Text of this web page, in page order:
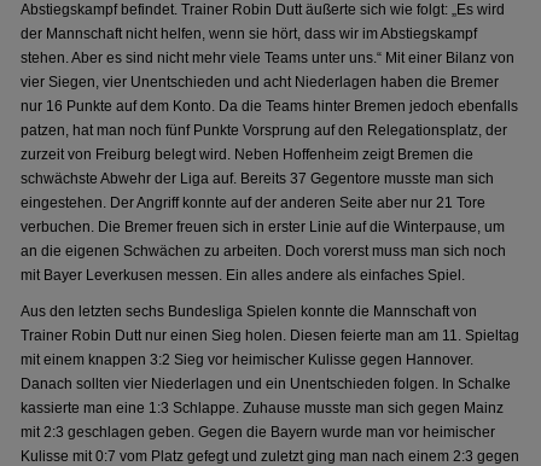
Abstiegskampf befindet. Trainer Robin Dutt äußerte sich wie folgt: „Es wird
der Mannschaft nicht helfen, wenn sie hört, dass wir im Abstiegskampf
stehen. Aber es sind nicht mehr viele Teams unter uns.“ Mit einer Bilanz von
vier Siegen, vier Unentschieden und acht Niederlagen haben die Bremer
nur 16 Punkte auf dem Konto. Da die Teams hinter Bremen jedoch ebenfalls
patzen, hat man noch fünf Punkte Vorsprung auf den Relegationsplatz, der
zurzeit von Freiburg belegt wird. Neben Hoffenheim zeigt Bremen die
schwächste Abwehr der Liga auf. Bereits 37 Gegentore musste man sich
eingestehen. Der Angriff konnte auf der anderen Seite aber nur 21 Tore
verbuchen. Die Bremer freuen sich in erster Linie auf die Winterpause, um
an die eigenen Schwächen zu arbeiten. Doch vorerst muss man sich noch
mit Bayer Leverkusen messen. Ein alles andere als einfaches Spiel.
Aus den letzten sechs Bundesliga Spielen konnte die Mannschaft von
Trainer Robin Dutt nur einen Sieg holen. Diesen feierte man am 11. Spieltag
mit einem knappen 3:2 Sieg vor heimischer Kulisse gegen Hannover.
Danach sollten vier Niederlagen und ein Unentschieden folgen. In Schalke
kassierte man eine 1:3 Schlappe. Zuhause musste man sich gegen Mainz
mit 2:3 geschlagen geben. Gegen die Bayern wurde man vor heimischer
Kulisse mit 0:7 vom Platz gefegt und zuletzt ging man nach einem 2:3 gegen